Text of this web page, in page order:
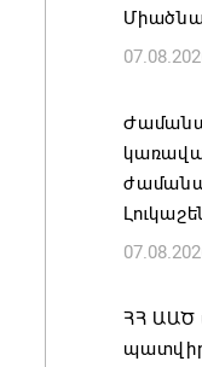
ՀՀ ԱԱԾ